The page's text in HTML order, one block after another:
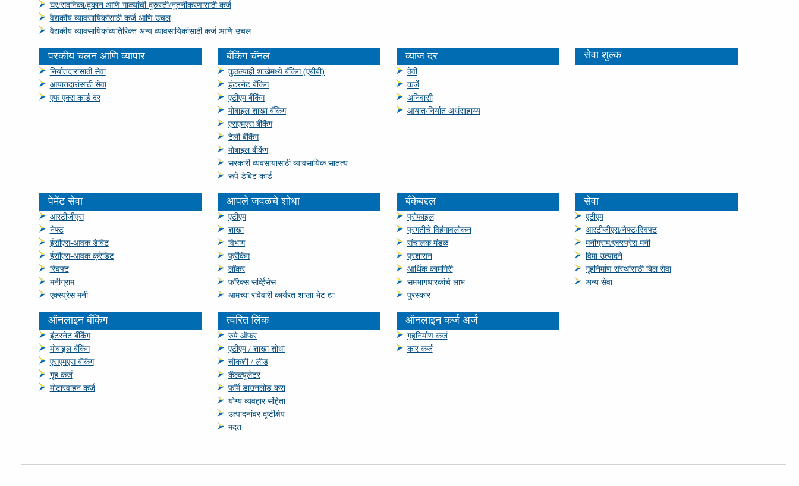
घर/सदनिका/दुकान आणि गाळ्यांची दुरुस्ती/नूतनीकरणासाठी कर्ज
वैद्यकीय व्‍यावसायिकांसाठी कर्ज आणि उचल
वैद्यकीय व्‍यावसायिकांव्यतिरिक्त अन्य व्यावसायिकांसाठी कर्ज आणि उचल
परकीय चलन आणि व्‍यापार
निर्यातदारांसाठी सेवा
आयातदारांसाठी सेवा
एफ एक्‍स कार्ड दर
बँकिंग चॅनल
कुठल्याही शाखेमध्ये बँकिंग (एबीबी)
इंटरनेट बँकिंग
एटीएम बँकिंग
मोबाइल शाखा बँकिंग
एसएमएस बँकिंग
टेली बँकिंग
मोबाइल बँकिंग
सरकारी व्‍यवसायासाठी व्‍यावसायिक सातत्य
रूपे डेबिट कार्ड
व्याज दर
ठेवी
कर्जे
अनिवासी
आयात/निर्यात अर्थसाहाय्य
सेवा शुल्क
पेमेंट सेवा
आरटीजीएस
नेफ्ट
ईसीएस-आवक डेबिट
ईसीएस-आवक क्रेडिट
स्विफ्ट
मनीग्राम
एक्‍स्‍प्रेस मनी
आपले जवळचे शोधा
एटीएम
शाखा
विभाग
फ्रँकिंग
लॉकर
फॉरेक्स सर्व्हिसेस
आमच्या रविवारी कार्यरत शाखा भेट द्या
बँकेबद्दल
प्रोफाइल
प्रगतीचे विहंगावलोकन
संचालक मंडळ
प्रशासन
आर्थिक कामगिरी
समभागधारकांचे लाभ
पुरस्‍कार
सेवा
एटीएम
आरटीजीएस/नेफ्ट/स्विफ्ट
मनीग्राम/एक्‍स्‍प्रेस मनी
विमा उत्‍पादने
गृहनिर्माण संस्थांसाठी बिल सेवा
अन्‍य सेवा
ऑनलाइन बँकिंग
इंटरनेट बँकिंग
मोबाइल बँकिंग
एसएमएस बँकिंग
गृह कर्ज
मोटारवाहन कर्ज
त्वरित लिंक
रुपे ऑफर
एटीएम / शाखा शोधा
चौकशी / लीड
कॅल्क्युलेटर
फॉर्म डाउनलोड करा
योग्य व्‍यवहार संहिता
उत्‍पादनांवर दृष्टीक्षेप
मदत
ऑनलाइन कर्ज अर्ज
गृहनिर्माण कर्ज
कार कर्ज